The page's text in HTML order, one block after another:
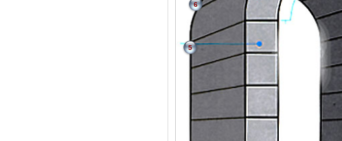
5
6